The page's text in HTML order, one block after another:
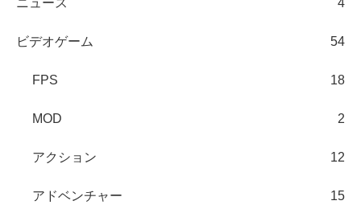
ニュース 4
ビデオゲーム 54
FPS 18
MOD 2
アクション 12
アドベンチャー 15